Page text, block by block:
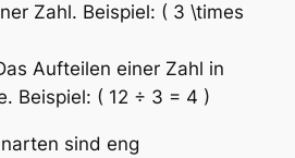
Zahl. Beispiel: ( 3 \times
Aufteilen einer Zahl in
Beispiel: ( 12 ÷ 3 = 4 )
sind eng